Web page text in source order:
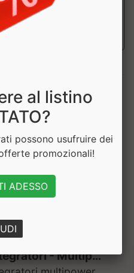
€ 22.87
Chatta con noi
al listino
possono usufruire dei
promozionali!
ADESSO